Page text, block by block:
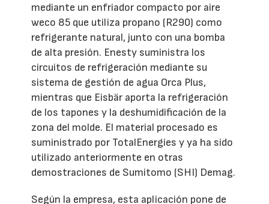
mediante un enfriador compacto por aire
weco 85 que utiliza propano (R290) como
refrigerante natural, junto con una bomba
de alta presión. Enesty suministra los
circuitos de refrigeración mediante su
sistema de gestión de agua Orca Plus,
mientras que Eisbär aporta la refrigeración
de los tapones y la deshumidificación de la
zona del molde. El material procesado es
suministrado por TotalEnergies y ya ha sido
utilizado anteriormente en otras
demostraciones de Sumitomo (SHI) Demag.
Según la empresa, esta aplicación pone de